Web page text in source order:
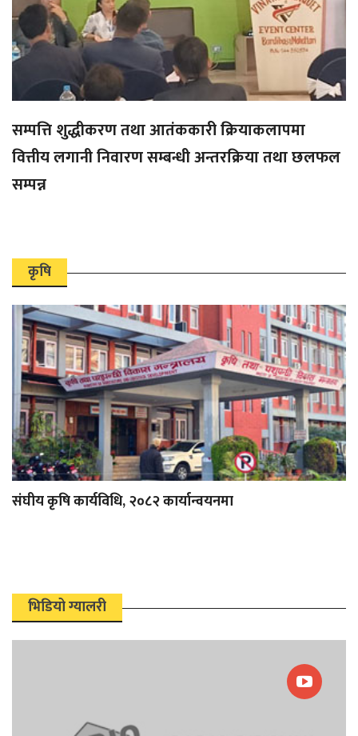
सम्पत्ति शुद्धीकरण तथा आतंककारी क्रियाकलापमा
वित्तीय लगानी निवारण सम्बन्धी अन्तरक्रिया तथा छलफल
सम्पन्न
कृषि
संघीय कृषि कार्यविधि, २०८२ कार्यान्वयनमा
भिडियो ग्यालरी